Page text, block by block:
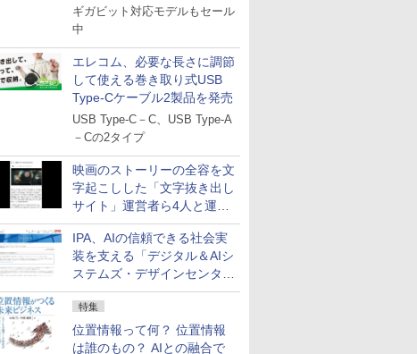
ギガビット対応モデルもセール
中
エレコム、必要な長さに調節
して使える巻き取り式USB
Type-Cケーブル2製品を発売
USB Type-C－C、USB Type-A
－Cの2タイプ
映画のストーリーの全容を文
字起こしした「文字抜き出し
サイト」運営者ら4人と運営
法人に有罪判決
IPA、AIの信頼できる社会実
装を支える「デジタル＆AIシ
ステムズ・デザインセンタ
ー」新設
特集
位置情報って何？ 位置情報
は誰のもの？ AIとの融合で